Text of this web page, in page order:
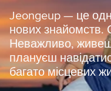
о
р
і
н
к
а
T
Jeongeup — це
нових знайомств.
Неважливо, живеш
плануєш
багато місцевих